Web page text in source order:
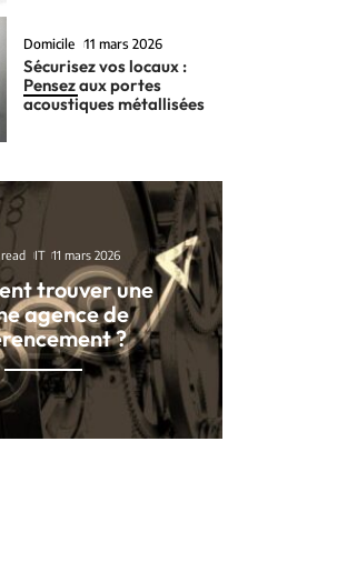
Domicile 11 mars 2026
Sécurisez vos locaux :
Pensez aux portes
acoustiques métallisées
IT 11 mars 2026
trouver une
agence de
?